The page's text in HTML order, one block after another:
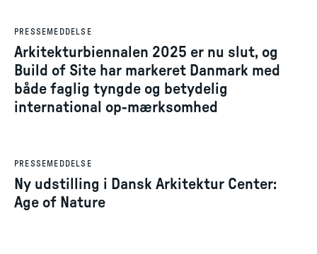
PRESSEMEDDELSE
Arkitekturbiennalen 2025 er nu slut, og
Build of Site har markeret Danmark med
både faglig tyngde og betydelig
international op-mærksomhed
PRESSEMEDDELSE
Ny udstilling i Dansk Arkitektur Center:
Age of Nature